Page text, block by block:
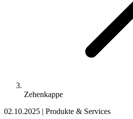
Zehenkappe
02.10.2025 | Produkte & Services